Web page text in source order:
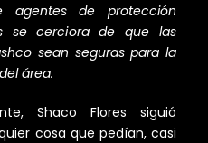
de protección
se cerciora de que las
sean seguras para la
área.
Shaco Flores siguió
cosa que pedían, casi